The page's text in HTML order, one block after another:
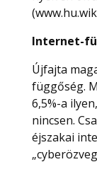
Internet-
Újfajta
függőség.
6,5%-a
nincsen.
éjszakai